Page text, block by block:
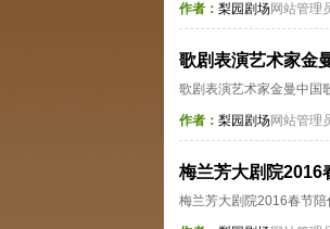
作者： 梨园剧场网站管
歌剧表演艺术家金
歌剧表演艺术家金曼中国
作者： 梨园剧场网站管
梅兰芳大剧院2016
梅兰芳大剧院2016春节陪